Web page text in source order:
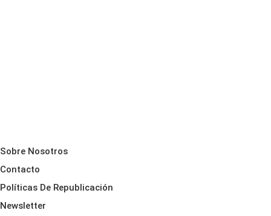
Sobre Nosotros
Contacto
Políticas De Republicación
Newsletter